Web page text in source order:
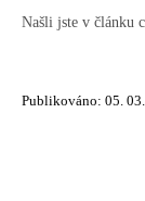
Našli jste v článku
Publikováno: 05.